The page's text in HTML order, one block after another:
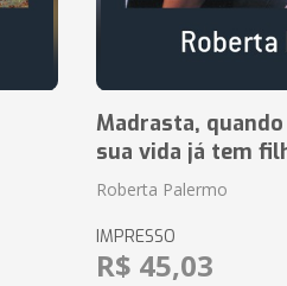
Madrasta,
sua vida já tem
Roberta Palermo
IMPRESSO
R$ 45,03